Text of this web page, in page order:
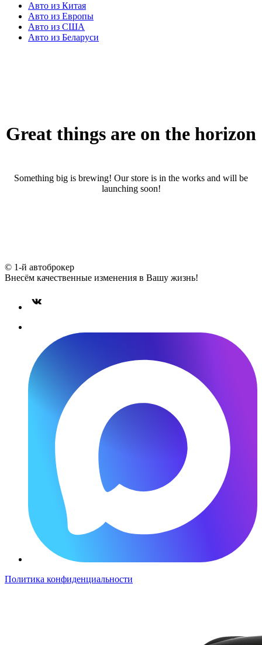
Авто из Китая
Авто из Европы
Авто из США
Авто из Беларуси
Great things are on the horizon
Something big is brewing! Our store is in the works and will be
launching soon!
© 1-й автоброкер
Внесём качественные изменения в Вашу жизнь!
Политика конфиденциальности